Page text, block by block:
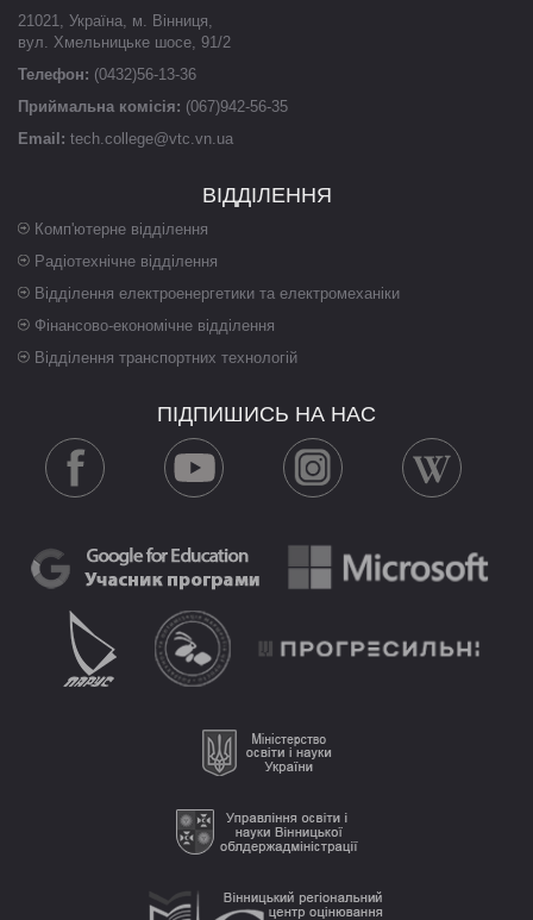
21021, Україна, м. Вінниця,
вул. Хмельницьке шосе, 91/2
Телефон: (0432)56-13-36
Приймальна комісія: (067)942-56-35
Email: tech.college@vtc.vn.ua
ВІДДІЛЕННЯ
Комп'ютерне відділення
Радіотехнічне відділення
Відділення електроенергетики та електромеханіки
Фінансово-економічне відділення
Відділення транспортних технологій
ПІДПИШИСЬ НА НАС